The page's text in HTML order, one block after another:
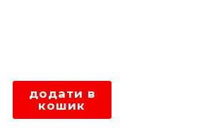
додати в
кошик